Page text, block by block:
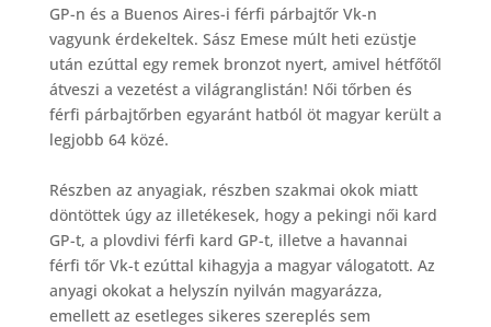
GP-n és a Buenos Aires-i férfi párbajtőr Vk-n
vagyunk érdekeltek. Sász Emese múlt heti ezüstje
után ezúttal egy remek bronzot nyert, amivel hétfőtől
átveszi a vezetést a világranglistán! Női tőrben és
férfi párbajtőrben egyaránt hatból öt magyar került a
legjobb 64 közé.
Részben az anyagiak, részben szakmai okok miatt
döntöttek úgy az illetékesek, hogy a pekingi női kard
GP-t, a plovdivi férfi kard GP-t, illetve a havannai
férfi tőr Vk-t ezúttal kihagyja a magyar válogatott. Az
anyagi okokat a helyszín nyilván magyarázza,
emellett az esetleges sikeres szereplés sem